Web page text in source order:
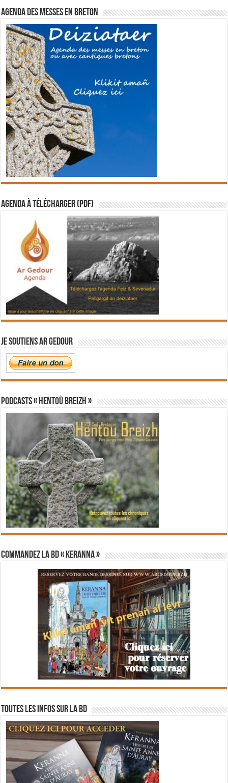
Agenda des messes en breton
Agenda à télécharger (PDF)
Je soutiens Ar Gedour
PODCASTS « Hentoù Breizh »
Commandez la BD « Keranna »
Toutes les infos sur la BD